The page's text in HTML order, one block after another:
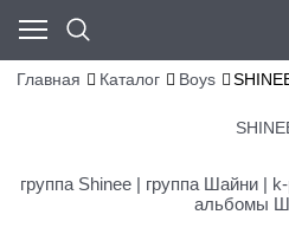
Главная Каталог Boys
группа Shinee | группа Шайни |
альбомы